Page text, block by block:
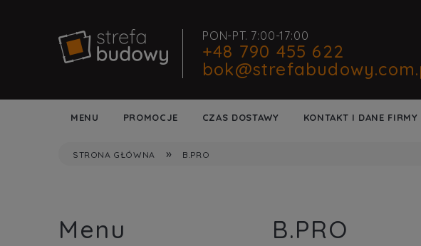
PON-PT. 7:00-17:00
+48 790 455 622
MENU PROMOCJE CZAS DOSTAWY KONTAKT I DANE FIRMY
STRONA GŁÓWNA » B.PRO
Menu B.PRO